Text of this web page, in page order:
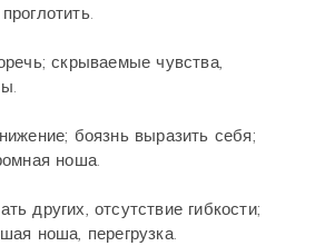
скрываемые чувства,
боязнь выразить себя;
ноша.
других, отсутствие гибкости;
ноша, перегрузка.